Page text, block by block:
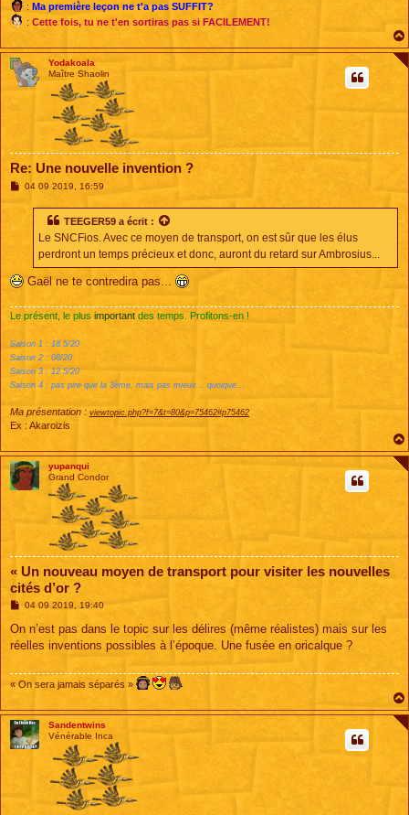
: Ma première leçon ne t'a pas SUFFIT?
: Cette fois, tu ne t'en sortiras pas si FACILEMENT!
Yodakoala
Maître Shaolin
Re: Une nouvelle invention ?
M04 09 2019, 16:59
TEEGER59 a écrit :
Le SNCFios. Avec ce moyen de transport, on est sûr que les élus
perdront un temps précieux et donc, auront du retard sur Ambrosius...
Gaël ne te contredira pas...
Le présent, le plus important des temps. Profitons-en !
Saison 1 : 18.5/20
Saison 2 : 08/20
Saison 3 : 12.5/20
Saison 4 : pas pire que la 3ème, mais pas mieux... quoique...
Ma présentation : viewtopic.php?f=7&t=80&p=75462#p75462
Ex : Akaroizis
yupanqui
Grand Condor
« Un nouveau moyen de transport pour visiter les nouvelles
cités d’or ?
M
s
a
04 09 2019, 19:40
On n’est pas dans le topic sur les délires (même réalistes) mais sur les
réelles inventions possibles à l’époque. Une fusée en oricalque ?
« On sera jamais séparés »
Sandentwins
Vénérable Inca